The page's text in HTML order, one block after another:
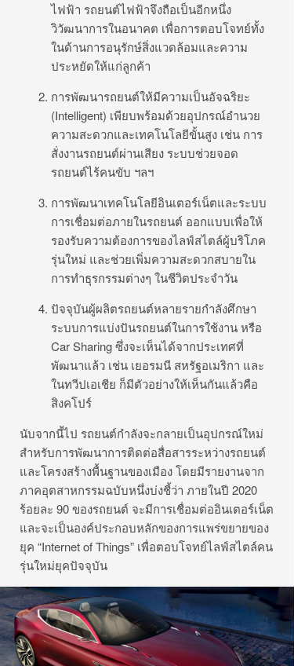
ไฟฟ้า รถยนต์ไฟฟ้าจึงถือเป็นอีกหนึ่ง
วิวัฒนาการในอนาคต เพื่อการตอบโจทย์ทั้ง
ในด้านการอนุรักษ์สิ่งแวดล้อมและความ
ประหยัดให้แก่ลูกค้า
การพัฒนารถยนต์ให้มีความเป็นอัจฉริยะ
(Intelligent) เพียบพร้อมด้วยอุปกรณ์อำนวย
ความสะดวกและเทคโนโลยีขั้นสูง เช่น การ
สั่งงานรถยนต์ผ่านเสียง ระบบช่วยจอด
รถยนต์ไร้คนขับ ฯลฯ
การพัฒนาเทคโนโลยีอินเตอร์เน็ตและระบบ
การเชื่อมต่อภายในรถยนต์ ออกแบบเพื่อให้
รองรับความต้องการของไลฟ์สไตล์ผู้บริโภค
รุ่นใหม่ และช่วยเพิ่มความสะดวกสบายใน
การทำธุรกรรมต่างๆ ในชีวิตประจำวัน
ปัจจุบันผู้ผลิตรถยนต์หลายรายกำลังศึกษา
ระบบการแบ่งปันรถยนต์ในการใช้งาน หรือ
Car Sharing ซึ่งจะเห็นได้จากประเทศที่
พัฒนาแล้ว เช่น เยอรมนี สหรัฐอเมริกา และ
ในทวีปเอเชีย ก็มีตัวอย่างให้เห็นกันแล้วคือ
สิงคโปร์
นับจากนี้ไป รถยนต์กำลังจะกลายเป็นอุปกรณ์ใหม่
สำหรับการพัฒนาการติดต่อสื่อสารระหว่างรถยนต์
และโครงสร้างพื้นฐานของเมือง โดยมีรายงานจาก
ภาคอุตสาหกรรมฉบับหนึ่งบ่งชี้ว่า ภายในปี 2020
ร้อยละ 90 ของรถยนต์ จะมีการเชื่อมต่ออินเตอร์เน็ต
และจะเป็นองค์ประกอบหลักของการแพร่ขยายของ
ยุค “Internet of Things” เพื่อตอบโจทย์ไลฟ์สไตล์คน
รุ่นใหม่ยุคปัจจุบัน